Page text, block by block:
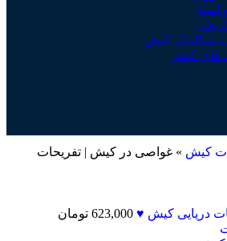
اسپا
میکامال کیش
های کیش
کيش » غواصی در کیش | تفریحات
دریایی کیش ♥ 623,000 تومان